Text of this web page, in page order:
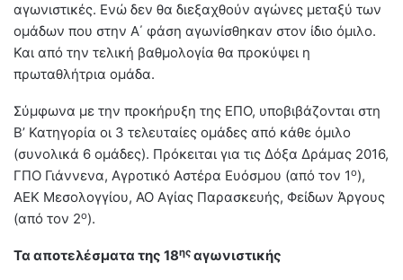
αγωνιστικές. Ενώ δεν θα διεξαχθούν αγώνες μεταξύ των
ομάδων που στην Α΄ φάση αγωνίσθηκαν στον ίδιο όμιλο.
Και από την τελική βαθμολογία θα προκύψει η
πρωταθλήτρια ομάδα.
Σύμφωνα με την προκήρυξη της ΕΠΟ, υποβιβάζονται στη
Β’ Κατηγορία οι 3 τελευταίες ομάδες από κάθε όμιλο
(συνολικά 6 ομάδες). Πρόκειται για τις Δόξα Δράμας 2016,
ΓΠΟ Γιάννενα, Αγροτικό Αστέρα Ευόσμου (από τον 1ο),
ΑΕΚ Μεσολογγίου, ΑΟ Αγίας Παρασκευής, Φείδων Άργους
(από τον 2ο).
Τα αποτελέσματα της 18ης αγωνιστικής